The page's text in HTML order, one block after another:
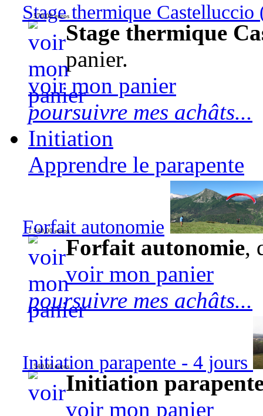
Stage thermique Castelluccio
570,00 euros
Stage thermique
panier.
voir mon panier
poursuivre mes achâts...
Initiation
Apprendre le parapente
Forfait autonomie
1 340,00 euros
Forfait autonomie,
voir mon panier
poursuivre mes achâts...
Initiation parapente - 4 jours
540,00 euros
Initiation
voir mon panier